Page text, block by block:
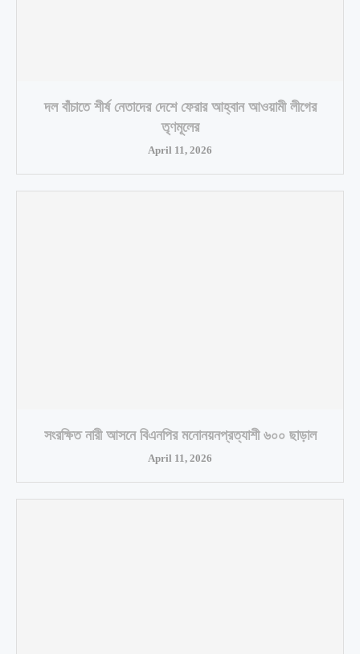
দল বাঁচাতে শীর্ষ নেতাদের দেশে ফেরার আহ্বান আওয়ামী লীগের
তৃণমূলের
April 11, 2026
সংরক্ষিত নারী আসনে বিএনপির মনোনয়নপ্রত্যাশী ৬০০ ছাড়াল
April 11, 2026